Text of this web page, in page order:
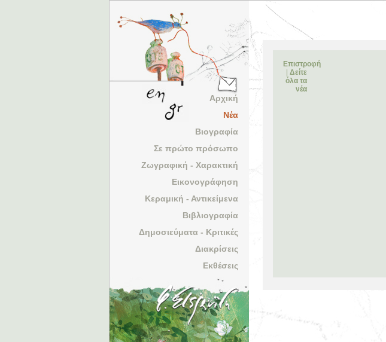
Αρχική
Νέα
Βιογραφία
Σε πρώτο πρόσωπο
Ζωγραφική - Χαρακτική
Εικονογράφηση
Κεραμική - Αντικείμενα
Βιβλιογραφία
Δημοσιεύματα - Κριτικές
Διακρίσεις
Εκθέσεις
Επιστροφή
Δείτε
όλα τα
νέα